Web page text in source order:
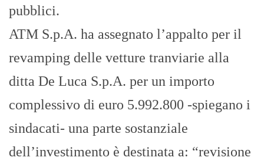
pubblici.
ATM S.p.A. ha assegnato l’appalto per il
revamping delle vetture tranviarie alla
ditta De Luca S.p.A. per un importo
complessivo di euro 5.992.800 -spiegano i
sindacati- una parte sostanziale
dell’investimento è destinata a: “revisione